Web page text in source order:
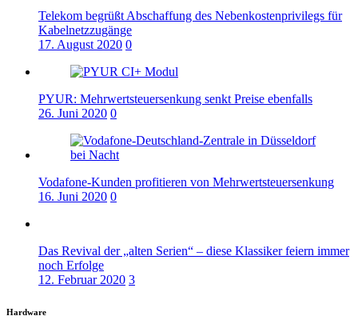
Telekom begrüßt Abschaffung des Nebenkostenprivilegs für
Kabelnetzzugänge
17. August 2020 0
PYUR: Mehrwertsteuersenkung senkt Preise ebenfalls
26. Juni 2020 0
Vodafone-Kunden profitieren von Mehrwertsteuersenkung
16. Juni 2020 0
Das Revival der „alten Serien“ – diese Klassiker feiern immer
noch Erfolge
12. Februar 2020 3
Hardware